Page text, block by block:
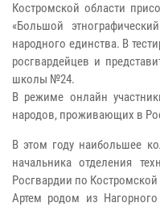
Костромской области
«Большой
народного единства. В
росгвардейцев и
школы №24.
В режиме онлайн
народов, проживающих в
В этом году наибольшее
начальника отделения
Росгвардии по Костромской
Артем родом из